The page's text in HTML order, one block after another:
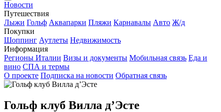
Новости
Путешествия
Лыжи Гольф Аквапарки Пляжи Карнавалы Авто Ж/д
Покупки
Шоппинг Аутлеты Недвижимость
Информация
Регионы Италии Визы и документы Мобильная связь Еда и
вино СПА и термы
О проекте Подписка на новости Обратная связь
Гольф клуб Вилла д’Эсте